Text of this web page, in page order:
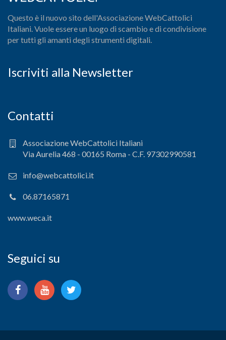
Questo è il nuovo sito dell'Associazione WebCattolici
Italiani. Vuole essere un luogo di scambio e di condivisione
per tutti gli amanti degli strumenti digitali.
Iscriviti alla Newsletter
Contatti
Associazione WebCattolici Italiani
Via Aurelia 468 - 00165 Roma - C.F. 97302990581
info@webcattolici.it
06.87165871
www.weca.it
Seguici su